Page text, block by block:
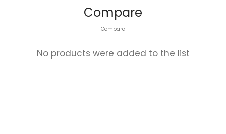
Compare
Compare
No products were added to the list